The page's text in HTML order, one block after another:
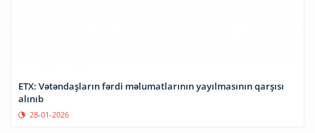
ETX: Vətəndaşların fərdi məlumatlarının yayılmasının qarşısı
alınıb
28-01-2026